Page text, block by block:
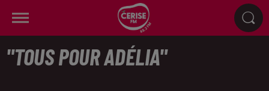
"TOUS POUR ADÉLIA"